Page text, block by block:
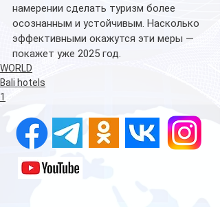
намерении сделать туризм более
осознанным и устойчивым. Насколько
эффективными окажутся эти меры —
покажет уже 2025 год.
WORLD
Bali hotels
1